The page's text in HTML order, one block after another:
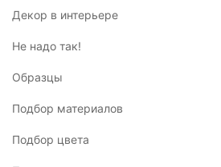
Декор в интерьере
Не надо так!
Образцы
Подбор материалов
Подбор цвета